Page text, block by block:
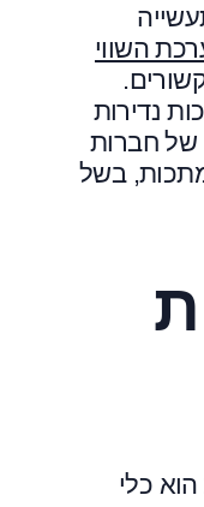
השווי
נדירות
של חברות
בשל
כלי